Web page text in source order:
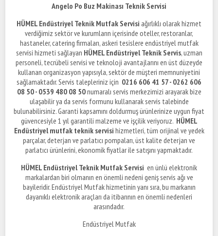
Angelo Po Buz Makinası Teknik Servisi
HÜMEL Endüstriyel Teknik Mutfak Servisi ağırlıklı olarak hizmet
verdiğimiz sektör ve kurumların içerisinde oteller, restoranlar,
hastaneler, catering firmaları, askeri tesislere endüstriyel mutfak
servisi hizmeti sağlayan HÜMEL Endüstriyel Teknik Servis, uzman
personeli, tecrübeli servisi ve teknoloji avantajlarını en üst düzeyde
kullanan organizasyon yapısıyla, sektör de müşteri memnuniyetini
sağlamaktadır. Servis talepleriniz için 0216 606 41 57 - 0262 606
08 50 - 0539 480 08 50numaralı servis merkezimizi arayarak bize
ulaşabilir ya da servis formunu kullanarak servis talebinde
bulunabilirsiniz. Garanti kapsamını doldurmuş ürünlerinize uygun fiyat
güvencesiyle 1 yıl garantili malzeme ve işçilik veriyoruz. HÜMEL
Endüstriyel mutfak teknik servisi hizmetleri, tüm orijinal ve yedek
parçalar, deterjan ve parlatıcı pompaları, üst kalite deterjan ve
parlatıcı ürünlerini, ekonomik fiyatlar ile satışını yapmaktadır.
HÜMEL Endüstriyel Teknik Mutfak Servisi en ünlü elektronik
markalardan biri olmanın en önemli nedeni geniş servis ağı ve
bayileridir. Endüstriyel Mutfak hizmetinin yanı sıra, bu markanın
dayanıklı elektronik araçları da itibarının en önemli nedenleri
arasındadır.
Endüstriyel Mutfak